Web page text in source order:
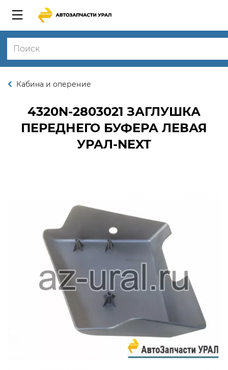
Кабина и оперение
4320N-2803021 ЗАГЛУШКА
ПЕРЕДНЕГО БУФЕРА ЛЕВАЯ
УРАЛ-NEXT